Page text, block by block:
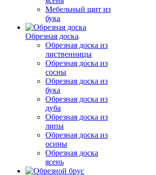
Мебельный щит из
бука
Обрезная доска
Обрезная доска из
лиственницы
Обрезная доска из
сосны
Обрезная доска из
бука
Обрезная доска из
дуба
Обрезная доска из
липы
Обрезная доска из
осины
Обрезная доска
ясень